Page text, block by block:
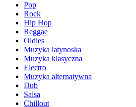
Pop
Rock
Hip Hop
Reggae
Oldies
Muzyka latynoska
Muzyka klasyczna
Electro
Muzyka alternatywna
Dub
Salsa
Chillout